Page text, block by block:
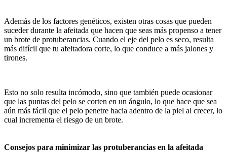
Además de los factores genéticos, existen otras cosas que pueden
suceder durante la afeitada que hacen que seas más propenso a tener
un brote de protuberancias. Cuando el eje del pelo es seco, resulta
más difícil que tu afeitadora corte, lo que conduce a más jalones y
tirones.
Esto no solo resulta incómodo, sino que también puede ocasionar
que las puntas del pelo se corten en un ángulo, lo que hace que sea
aún más fácil que el pelo penetre hacia adentro de la piel al crecer, lo
cual incrementa el riesgo de un brote.
Consejos para minimizar las protuberancias en la afeitada